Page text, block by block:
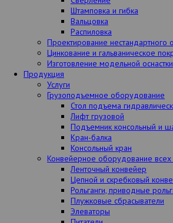
Штамповка и гибка
Вальцовка
Распиловка
Проектирование
Цинкование и гальваническое
Изготовление модельной оснастки
Продукция
Услуги
Грузоподъемное оборудование
Стол подъема
Лифт грузовой
Подъемник консольный и
Кран-балка
Консольный кран
Конвейерное оборудование всех
Ленточный конвейер
Цепной и скребковый
Рольганги, приводные
Плужковые сбрасыватели
Элеваторы